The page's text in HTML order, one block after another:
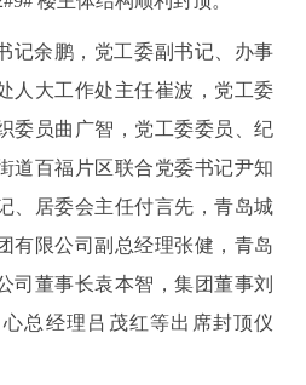
记余鹏，党工委副书记、办事
人大工作处主任崔波，党工委
委员曲广智，党工委委员、纪
道百福片区联合党委书记尹知
、居委会主任付言先，青岛城
有限公司副总经理张健，青岛
司董事长袁本智，集团董事刘
总经理吕茂红等出席封顶仪